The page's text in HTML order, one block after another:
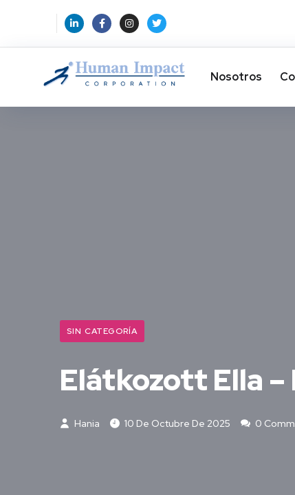
Nosotros
SIN CATEGORÍA
Elátkozott Ella
Hania 10 De Octubre De 2025 0